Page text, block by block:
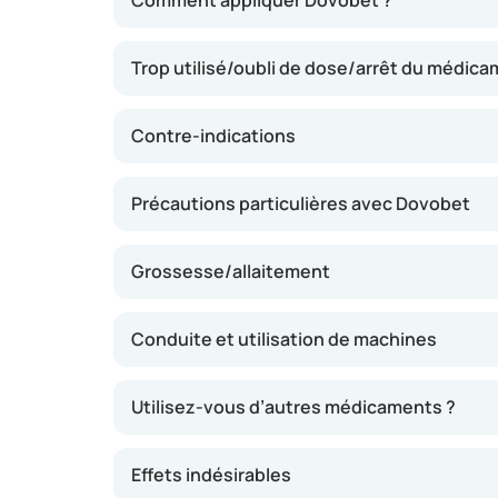
cellules cutanées dans le psoriasis, tandis
tels que rougeurs, desquamation et
atteintes de psoriasis et peut apaiser la peau
Trop utilisé/oubli de dose/arrêt du
Contre-indications
Précautions particulières avec Dovobet
Grossesse/allaitement
Conduite et utilisation de machines
Utilisez-vous d’autres médicaments ?
Effets indésirables